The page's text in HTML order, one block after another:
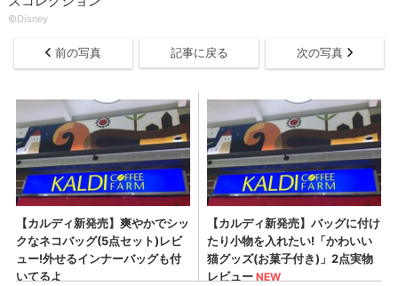
©︎Disney
前の写真 記事に戻る 次の写真